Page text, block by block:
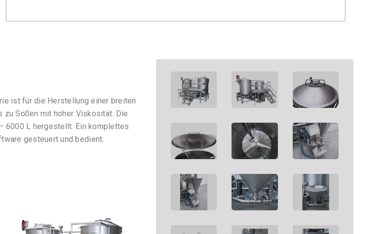
ist für die Herstellung einer breiten
zu Soßen mit hoher Viskosität. Die
6000 L hergestellt. Ein komplettes
gesteuert und bedient.